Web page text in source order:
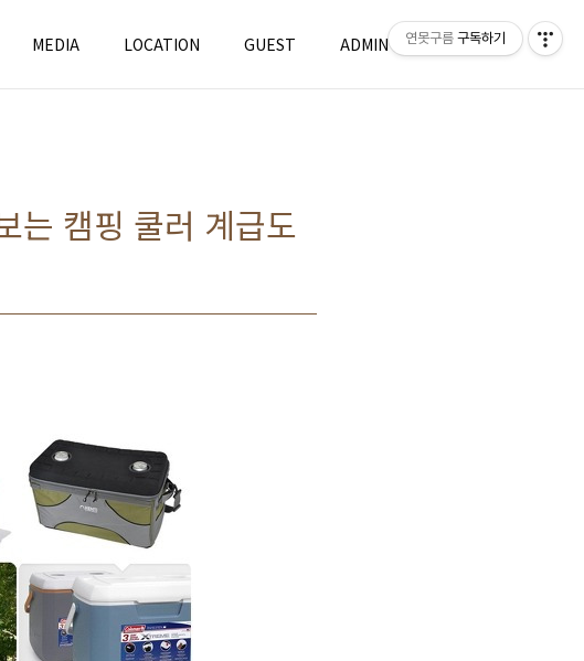
MEDIA LOCATION GUEST ADMIN WRITE
는 캠핑 쿨러 계급도
연못구름 구독하기